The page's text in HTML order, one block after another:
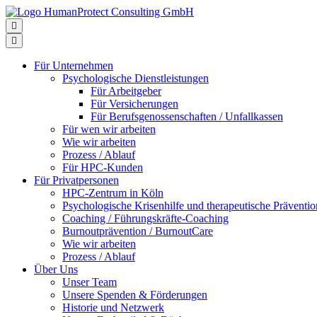
Für Unternehmen
Psychologische Dienstleistungen
Für Arbeitgeber
Für Versicherungen
Für Berufsgenossenschaften / Unfallkassen
Für wen wir arbeiten
Wie wir arbeiten
Prozess / Ablauf
Für HPC-Kunden
Für Privatpersonen
HPC-Zentrum in Köln
Psychologische Krisenhilfe und therapeutische
Coaching / Führungskräfte-Coaching
Burnoutprävention / BurnoutCare
Wie wir arbeiten
Prozess / Ablauf
Über Uns
Unser Team
Unsere Spenden & Förderungen
Historie und Netzwerk